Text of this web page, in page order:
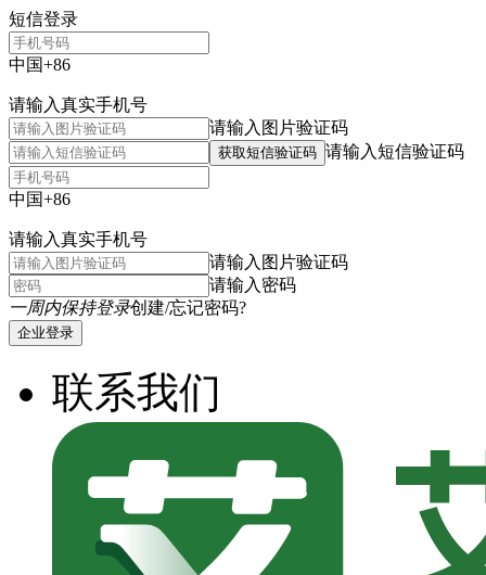
短信登录
中国+86
请输入真实手机号
请输入图片验证码
获取短信验证码 请输入短信验证码
中国+86
请输入真实手机号
请输入图片验证码
请输入密码
一周内保持登录创建/忘记密码?
企业登录
联系我们